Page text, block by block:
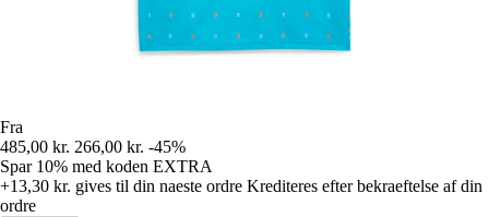
Fra
485,00 kr. 266,00 kr. -45%
Spar 10% med koden EXTRA
+13,30 kr. gives til din naeste ordre Krediteres efter bekraeftelse af din
ordre